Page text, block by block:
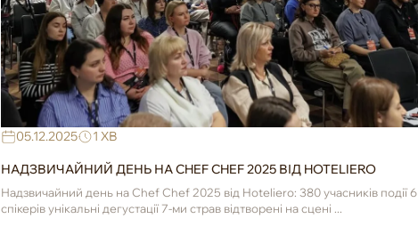
05.12.2025 1 ХВ
НАДЗВИЧАЙНИЙ ДЕНЬ НА CHEF CHEF 2025 ВІД HOTELIERO
Надзвичайний день на Chef Chef 2025 від Hoteliero: 380 учасників події 6
спікерів унікальні дегустації 7-ми страв відтворені на сцені ...